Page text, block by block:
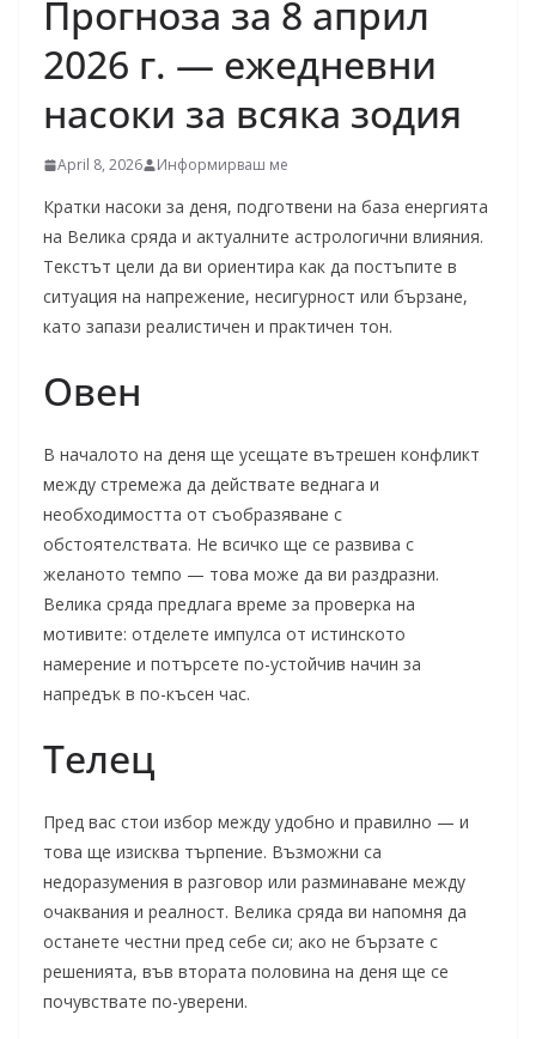
Прогноза за 8 април
2026 г. — ежедневни
насоки за всяка зодия
April 8, 2026 Информирваш ме
Кратки насоки за деня, подготвени на база енергията
на Велика сряда и актуалните астрологични влияния.
Текстът цели да ви ориентира как да постъпите в
ситуация на напрежение, несигурност или бързане,
като запази реалистичен и практичен тон.
Овен
В началото на деня ще усещате вътрешен конфликт
между стремежа да действате веднага и
необходимостта от съобразяване с
обстоятелствата. Не всичко ще се развива с
желаното темпо — това може да ви раздразни.
Велика сряда предлага време за проверка на
мотивите: отделете импулса от истинското
намерение и потърсете по-устойчив начин за
напредък в по-късен час.
Телец
Пред вас стои избор между удобно и правилно — и
това ще изисква търпение. Възможни са
недоразумения в разговор или разминаване между
очаквания и реалност. Велика сряда ви напомня да
останете честни пред себе си; ако не бързате с
решенията, във втората половина на деня ще се
почувствате по-уверени.